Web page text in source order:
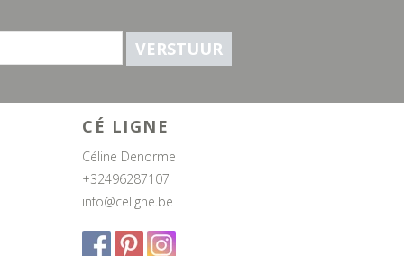
VERSTUUR
CÉ LIGNE
Céline Denorme
+32496287107
info@celigne.be